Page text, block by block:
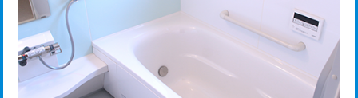
追加トーラー機使用/3m超え
カメラ調査 33,000円
桝清掃 8,800円